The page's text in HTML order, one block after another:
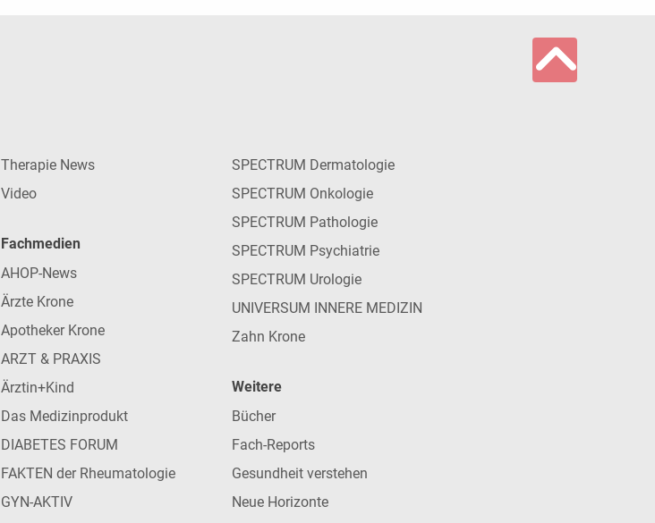
Therapie News
Video
Fachmedien
AHOP-News
Ärzte Krone
Apotheker Krone
ARZT & PRAXIS
Ärztin+Kind
Das Medizinprodukt
DIABETES FORUM
FAKTEN der Rheumatologie
GYN-AKTIV
SPECTRUM Dermatologie
SPECTRUM Onkologie
SPECTRUM Pathologie
SPECTRUM Psychiatrie
SPECTRUM Urologie
UNIVERSUM INNERE MEDIZIN
Zahn Krone
Weitere
Bücher
Fach-Reports
Gesundheit verstehen
Neue Horizonte